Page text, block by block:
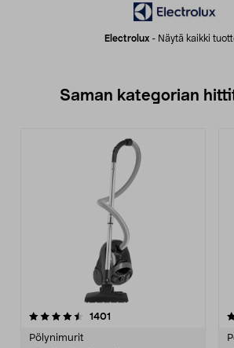
Electrolux - Näytä kaikki
Saman kategorian
1401
Pölynimurit
4.5 viidestä